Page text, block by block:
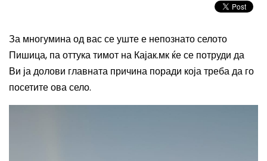
За многумина од вас се уште е непознато селото
Пишица, па оттука тимот на Кајак.мк ќе се потруди да
Ви ја долови главната причина поради која треба да го
посетите ова село.